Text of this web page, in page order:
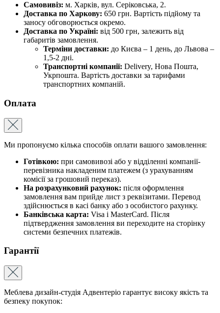
Самовивіз: м. Харків, вул. Серіковська, 2.
Доставка по Харкову: 650 грн. Вартість підйому та
заносу обговорюється окремо.
Доставка по Україні: від 500 грн, залежить від
габаритів замовлення.
Терміни доставки: до Києва – 1 день, до Львова –
1,5-2 дні.
Транспортні компанії: Delivery, Нова Пошта,
Укрпошта. Вартість доставки за тарифами
транспортних компаній.
Оплата
Ми пропонуємо кілька способів оплати вашого замовлення:
Готівкою: при самовивозі або у відділенні компанії-
перевізника накладеним платежем (з урахуванням
комісії за грошовий переказ).
На розрахунковий рахунок: після оформлення
замовлення вам прийде лист з реквізитами. Перевод
здійснюється в касі банку або з особистого рахунку.
Банківська карта: Visa і MasterCard. Після
підтвердження замовлення ви переходите на сторінку
системи безпечних платежів.
Гарантії
Меблева дизайн-студія Адвентеріо гарантує високу якість та
безпеку покупок: